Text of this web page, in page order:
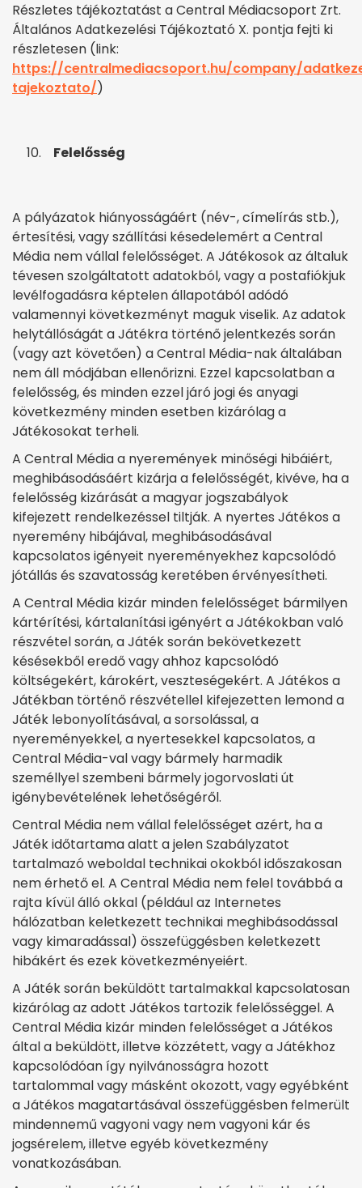
Részletes tájékoztatást a Central Médiacsoport Zrt.
Általános Adatkezelési Tájékoztató X. pontja fejti ki
részletesen (link:
https://centralmediacsoport.hu/company/
tajekoztato/)
Felelősség
A pályázatok hiányosságáért (név-, címelírás stb.),
értesítési, vagy szállítási késedelemért a Central
Média nem vállal felelősséget. A Játékosok az általuk
tévesen szolgáltatott adatokból, vagy a postafiókjuk
levélfogadásra képtelen állapotából adódó
valamennyi következményt maguk viselik. Az adatok
helytállóságát a Játékra történő jelentkezés során
(vagy azt követően) a Central Média-nak általában
nem áll módjában ellenőrizni. Ezzel kapcsolatban a
felelősség, és minden ezzel járó jogi és anyagi
következmény minden esetben kizárólag a
Játékosokat terheli.
A Central Média a nyeremények minőségi hibáiért,
meghibásodásáért kizárja a felelősségét, kivéve, ha a
felelősség kizárását a magyar jogszabályok
kifejezett rendelkezéssel tiltják. A nyertes Játékos a
nyeremény hibájával, meghibásodásával
kapcsolatos igényeit nyereményekhez kapcsolódó
jótállás és szavatosság keretében érvényesítheti.
A Central Média kizár minden felelősséget bármilyen
kártérítési, kártalanítási igényért a Játékokban való
részvétel során, a Játék során bekövetkezett
késésekből eredő vagy ahhoz kapcsolódó
költségekért, károkért, veszteségekért. A Játékos a
Játékban történő részvétellel kifejezetten lemond a
Játék lebonyolításával, a sorsolással, a
nyereményekkel, a nyertesekkel kapcsolatos, a
Central Média-val vagy bármely harmadik
személlyel szembeni bármely jogorvoslati út
igénybevételének lehetőségéről.
Central Média nem vállal felelősséget azért, ha a
Játék időtartama alatt a jelen Szabályzatot
tartalmazó weboldal technikai okokból időszakosan
nem érhető el. A Central Média nem felel továbbá a
rajta kívül álló okkal (például az Internetes
hálózatban keletkezett technikai meghibásodással
vagy kimaradással) összefüggésben keletkezett
hibákért és ezek következményeiért.
A Játék során beküldött tartalmakkal kapcsolatosan
kizárólag az adott Játékos tartozik felelősséggel. A
Central Média kizár minden felelősséget a Játékos
által a beküldött, illetve közzétett, vagy a Játékhoz
kapcsolódóan így nyilvánosságra hozott
tartalommal vagy másként okozott, vagy egyébként
a Játékos magatartásával összefüggésben felmerült
mindennemű vagyoni vagy nem vagyoni kár és
jogsérelem, illetve egyéb következmény
vonatkozásában.